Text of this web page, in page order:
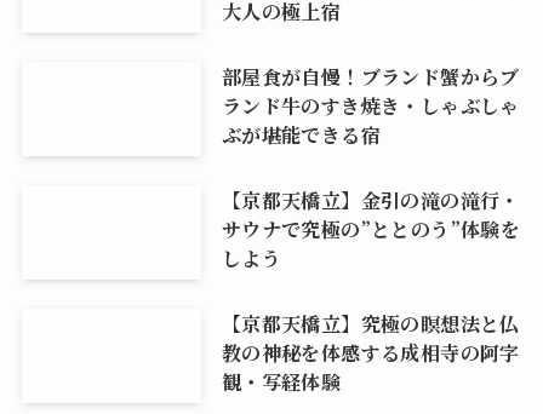
大人の極上宿
部屋食が自慢！ブランド蟹からブ
ランド牛のすき焼き・しゃぶしゃ
ぶが堪能できる宿
【京都天橋立】金引の滝の滝行・
サウナで究極の”ととのう”体験を
しよう
【京都天橋立】究極の瞑想法と仏
教の神秘を体感する成相寺の阿字
観・写経体験